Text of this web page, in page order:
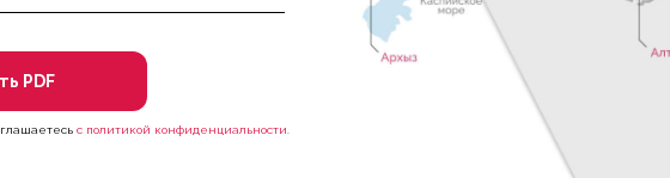
двором, сервисами и архитектурой, которая выделяется на фоне
«живой фасад» и джамбо-окна
по ЖК «Ривер Парк»). Главная фишка — «живой фасад». Это
PDF
с политикой конфиденциальности.